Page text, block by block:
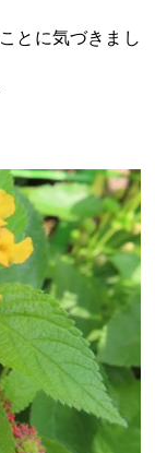
とに気づきまし